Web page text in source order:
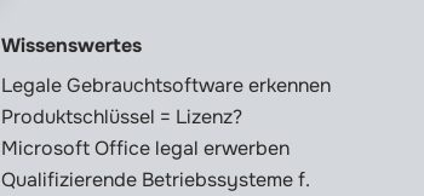
Wissenswertes
Legale Gebrauchtsoftware erkennen
Produktschlüssel = Lizenz?
Microsoft Office legal erwerben
Qualifizierende Betriebssysteme f.